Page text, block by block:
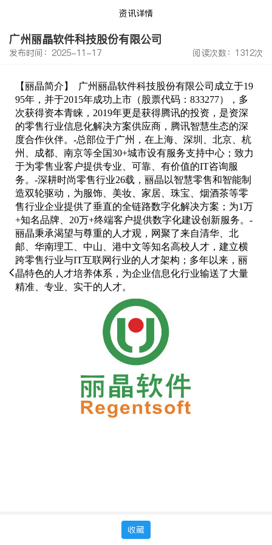
资讯详情
广州丽晶软件科技股份有限公司
发布时间：2025-11-17 阅读次数：1312次
【丽晶简介】 广州丽晶软件科技股份有限公司成立于19
95年，并于2015年成功上市（股票代码：833277），多
次获得资本青睐，2019年更是获得腾讯的投资，是资深
的零售行业信息化解决方案供应商，腾讯智慧生态的深
度合作伙伴。-总部位于广州，在上海、深圳、北京、杭
州、成都、南京等全国30+城市设有服务支持中心；致力
于为零售业客户提供专业、可靠、有价值的IT咨询服
务。-深耕时尚零售行业26载，丽晶以智慧零售和智能制
造双轮驱动，为服饰、美妆、家居、珠宝、烟酒茶等零
售行业企业提供了垂直的全链路数字化解决方案；为1万
+知名品牌、20万+终端客户提供数字化建设创新服务。-
丽晶秉承渴望与尊重的人才观，网聚了来自清华、北
邮、华南理工、中山、港中文等知名高校人才，建立横
跨零售行业与IT互联网行业的人才架构；多年以来，丽
晶特色的人才培养体系，为企业信息化行业输送了大量
精准、专业、实干的人才。
收藏